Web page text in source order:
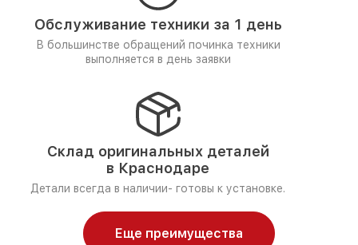
Обслуживание техники за 1 день
В большинстве обращений починка техники
выполняется в день заявки
Склад оригинальных деталей
в Краснодаре
Детали всегда в наличии- готовы к установке.
Еще преимущества